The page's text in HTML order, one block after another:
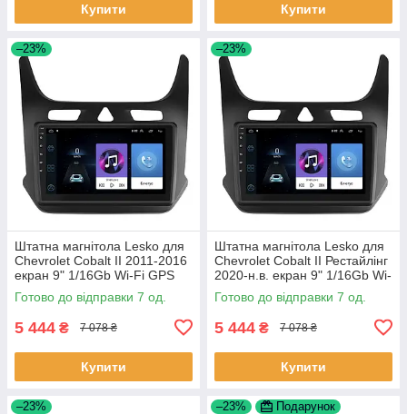
Купити Купити
–23%
Штатна магнітола Lesko для
Chevrolet Cobalt II 2011-2016
екран 9" 1/16Gb Wi-Fi GPS
Base Шевроле Кобальт 7 шт.
Готово до відправки 7 од.
5 444 ₴ 7 078 ₴
Купити
–23%
Штатна магнітола Lesko для
Chevrolet Cobalt II Рестайлінг
2020-н.в. екран 9" 1/16Gb Wi-
Fi GPS Base 7 шт.
Готово до відправки 7 од.
5 444 ₴ 7 078 ₴
Купити
–23% –23% Подарунок